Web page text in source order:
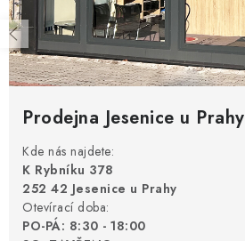
Prodejna Jesenice u Prahy
Kde nás najdete:
K Rybníku 378
252 42 Jesenice u Prahy
Otevírací doba:
PO-PÁ: 8:30 - 18:00